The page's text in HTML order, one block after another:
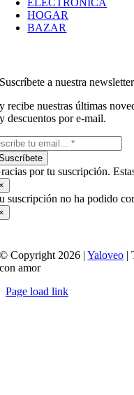
HOGAR
BAZAR
Suscríbete a nuestra newsletter
y recibe nuestras últimas
y descuentos por e-mail.
por tu suscripción.
suscripción no ha podido
© Copyright 2026 |Yaloveo |
con amor
Page load link